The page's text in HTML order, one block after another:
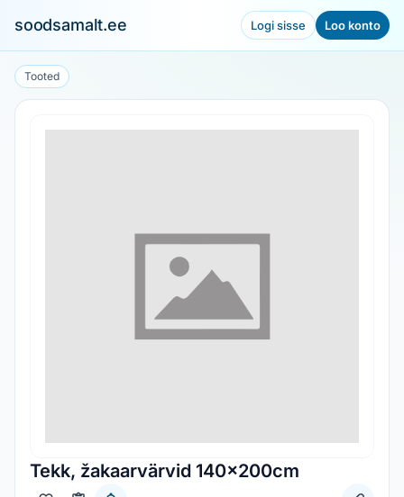
soodsamalt.ee Logi sisse Loo konto
Tooted
Tekk, žakaarvärvid 140x200cm